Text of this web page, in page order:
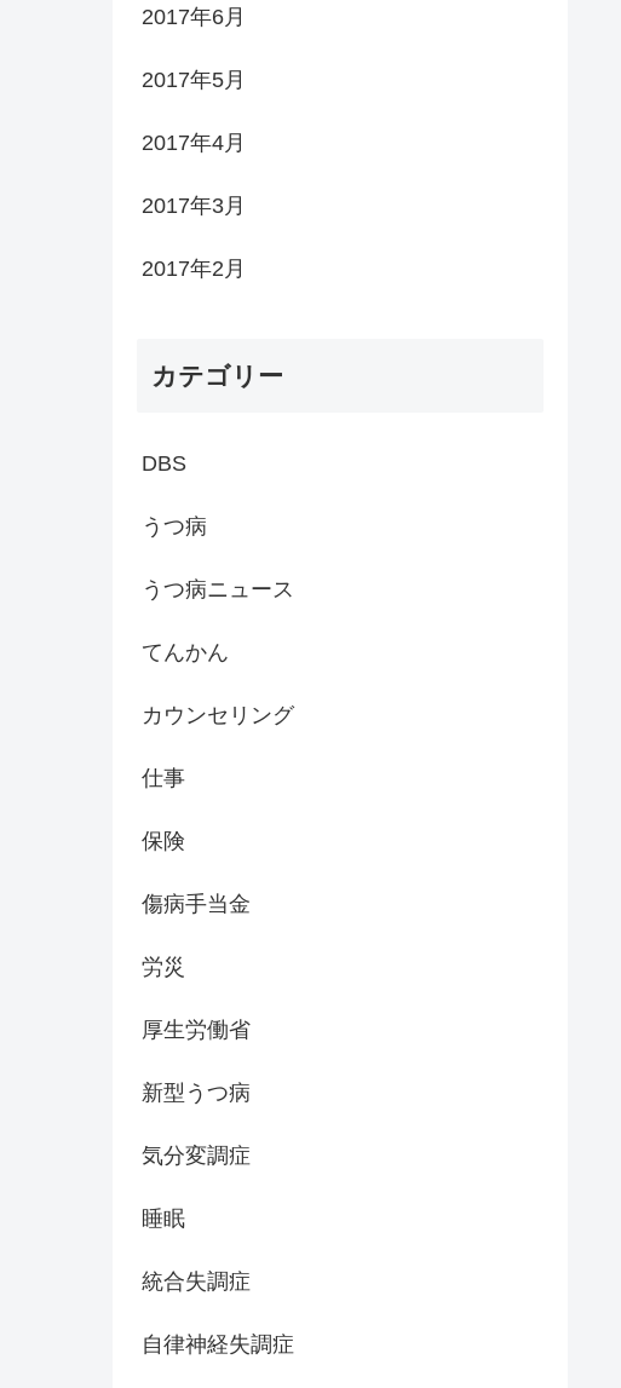
2017年6月
2017年5月
2017年4月
2017年3月
2017年2月
カテゴリー
DBS
うつ病
うつ病ニュース
てんかん
カウンセリング
仕事
保険
傷病手当金
労災
厚生労働省
新型うつ病
気分変調症
睡眠
統合失調症
自律神経失調症